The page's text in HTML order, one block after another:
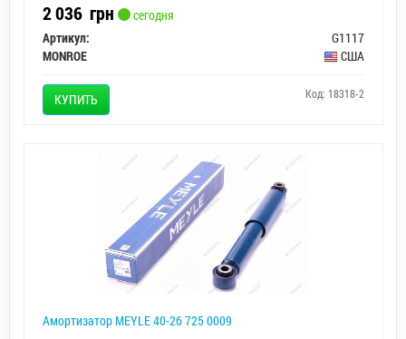
2 036 грн
сегодня
Артикул:
G1117
MONROE
США
КУПИТЬ Код: 18318-2
Амортизатор MEYLE 40-26 725 0009